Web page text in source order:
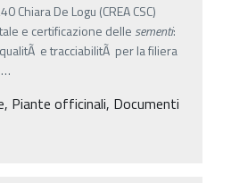
Chiara De Logu (CREA CSC)
e certificazione delle sementi:
e tracciabilitÃ per la filiera
…
Piante officinali, Documenti